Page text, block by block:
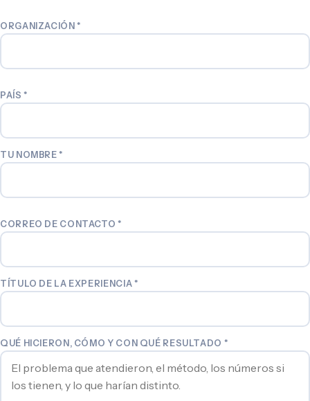
ORGANIZACIÓN*
PAÍS*
TU NOMBRE*
CORREO DE CONTACTO*
TÍTULO DE LA EXPERIENCIA *
QUÉ HICIERON, CÓMO Y CON QUÉ RESULTADO *